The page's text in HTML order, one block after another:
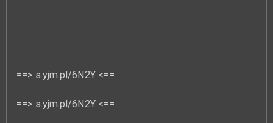
==> s.yjm.pl/6N2Y <==
==> s.yjm.pl/6N2Y <==